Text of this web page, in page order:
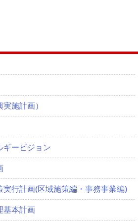
施計画）
ギービジョン
実行計画(区域施策編・事務事業編)
基本計画